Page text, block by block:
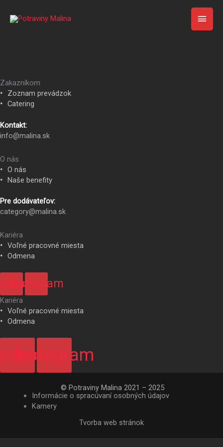
obsah
Zakazníkom
Zoznam prevádzok
Catering
Kontakt:
info@malina.sk
O nás
O nás
Naše benefity
Pre dodávateľov:
category@malina.sk
Kariéra
Voľné pracovné miesta
Odmena
Instagram
Kariéra
Voľné pracovné miesta
Odmena
Instagram
© Potraviny Malina 2021 – 2025
Informácie o spracúvaní osobných údajov
Kamery
Tvorba web stránok